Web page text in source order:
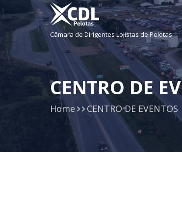
Câmara de Dirigentes Lojistas de Pelotas
CENTRO DE
Home CENTRO DE EVENTOS